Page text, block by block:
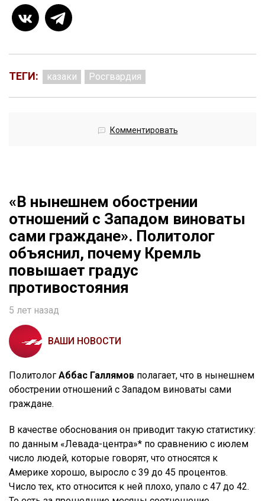
ТЕГИ: казаки Росгвардия
Комментировать
«В нынешнем обострении
отношений с Западом виноваты
сами граждане». Политолог
объяснил, почему Кремль
повышает градус
противостояния
5 лет назад
ВАШИ НОВОСТИ
Политолог Аббас Галлямов полагает, что в нынешнем
обострении отношений с Западом виноваты сами
граждане.
В качестве обоснования он приводит такую статистику:
по данным «Левада-центра»* по сравнению с июлем
число людей, которые говорят, что относятся к
Америке хорошо, выросло с 39 до 45 процентов.
Число тех, кто относится к ней плохо, упало с 47 до 42.